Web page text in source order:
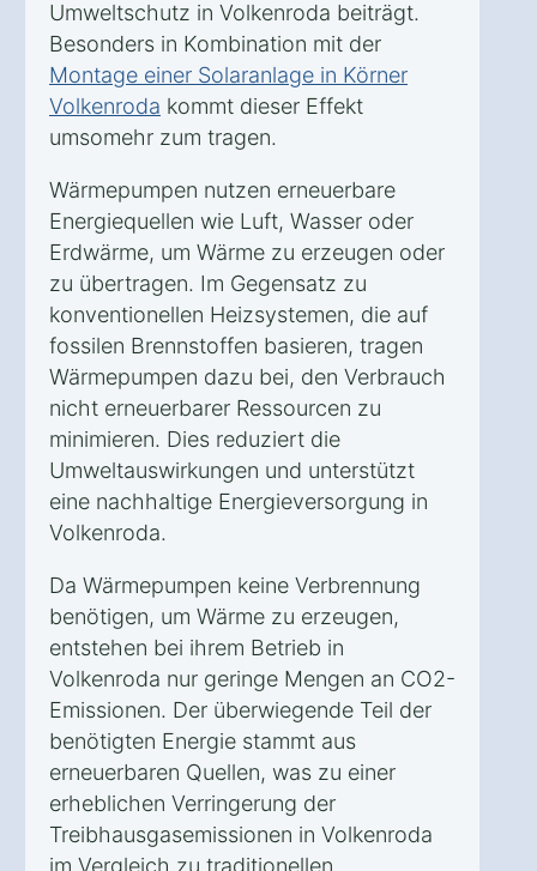
Umweltschutz in Volkenroda beiträgt.
Besonders in Kombination mit der
Montage einer Solaranlage in Körner
Volkenroda kommt dieser Effekt
umsomehr zum tragen.
Wärmepumpen nutzen erneuerbare
Energiequellen wie Luft, Wasser oder
Erdwärme, um Wärme zu erzeugen oder
zu übertragen. Im Gegensatz zu
konventionellen Heizsystemen, die auf
fossilen Brennstoffen basieren, tragen
Wärmepumpen dazu bei, den Verbrauch
nicht erneuerbarer Ressourcen zu
minimieren. Dies reduziert die
Umweltauswirkungen und unterstützt
eine nachhaltige Energieversorgung in
Volkenroda.
Da Wärmepumpen keine Verbrennung
benötigen, um Wärme zu erzeugen,
entstehen bei ihrem Betrieb in
Volkenroda nur geringe Mengen an CO2-
Emissionen. Der überwiegende Teil der
benötigten Energie stammt aus
erneuerbaren Quellen, was zu einer
erheblichen Verringerung der
Treibhausgasemissionen in Volkenroda
im Vergleich zu traditionellen